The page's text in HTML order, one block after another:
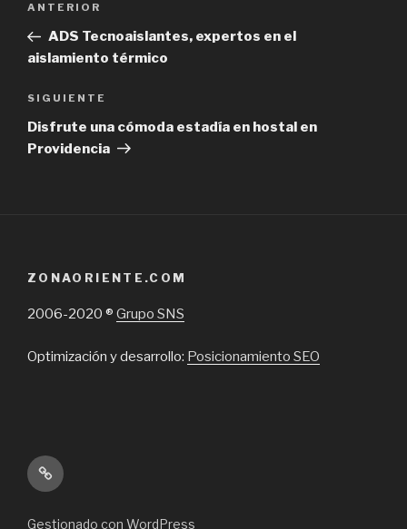
entradas
Previous
Post
ANTERIOR
ADS Tecnoaislantes, expertos en el
aislamiento térmico
Next
Post
SIGUIENTE
Disfrute una cómoda estadía en hostal en
Providencia
ZONAORIENTE.COM
2006-2020 ® Grupo SNS
Optimización y desarrollo: Posicionamiento SEO
Inicio
Gestionado con WordPress